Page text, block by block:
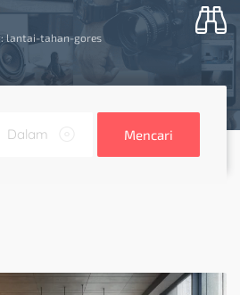
lantai-tahan-gores
Mencari